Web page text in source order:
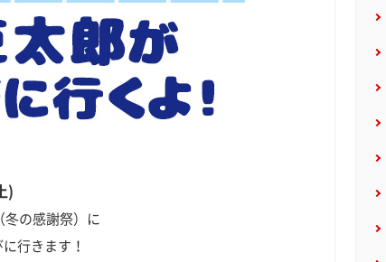
)
冬の感謝祭）に
行きます！